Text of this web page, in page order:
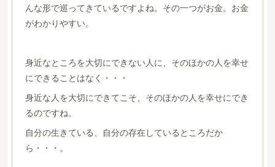
んな形で巡ってきているですよね。その一つがお金。お金
がわかりやすい。
身近なところを大切にできない人に、そのほかの人を幸せ
にできることはなく・・・
身近な人を大切にできてこそ、そのほかの人を幸せにでき
るのですね。
自分の生きている、自分の存在しているところだか
ら・・・。